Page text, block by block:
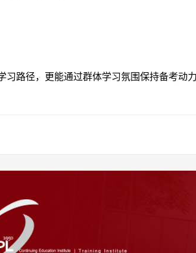
习路径，更能通过群体学习氛围保持备考动